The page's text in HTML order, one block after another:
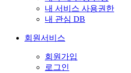
내 서비스 사용권한
내 관심 DB
회원서비스
회원가입
로그인